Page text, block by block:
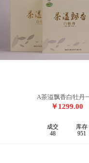
A茶溢飘香白牡丹
￥1299.00
成交
48
库存
951